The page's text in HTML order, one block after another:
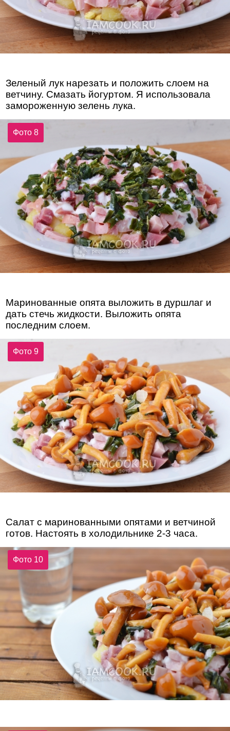
Зеленый лук нарезать и положить слоем на
ветчину. Смазать йогуртом. Я использовала
замороженную зелень лука.
Фото 8
Маринованные опята выложить в дуршлаг и
дать стечь жидкости. Выложить опята
последним слоем.
Фото 9
Салат с маринованными опятами и ветчиной
готов. Настоять в холодильнике 2-3 часа.
Фото 10